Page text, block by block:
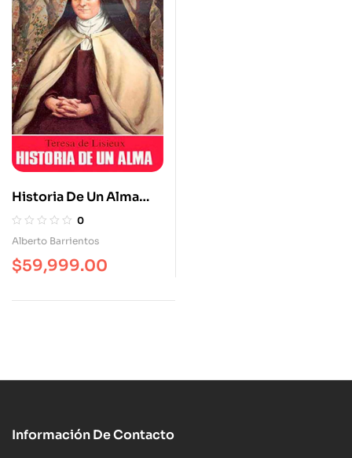
Historia De Un Alma
Espiritualidad
0
Alberto Barrientos
$59,999.00
Información De Contacto